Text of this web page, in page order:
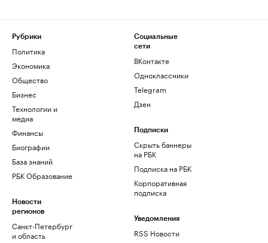
Рубрики
Политика
Экономика
Общество
Бизнес
Технологии и
медиа
Финансы
Биографии
База знаний
РБК Образование
Новости
регионов
Санкт-Петербург
и область
Социальные
сети
ВКонтакте
Одноклассники
Telegram
Дзен
Подписки
Скрыть баннеры
на РБК
Подписка на РБК
Корпоративная
подписка
Уведомления
RSS Новости